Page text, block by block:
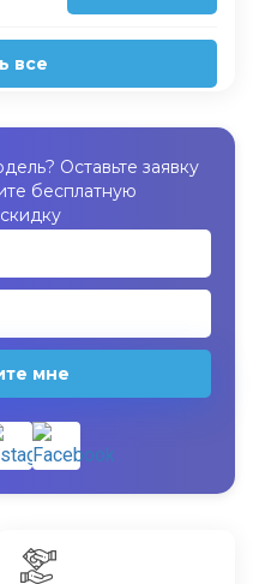
все
Оставьте заявку
бесплатную
мне